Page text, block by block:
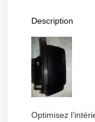
Description
Optimisez